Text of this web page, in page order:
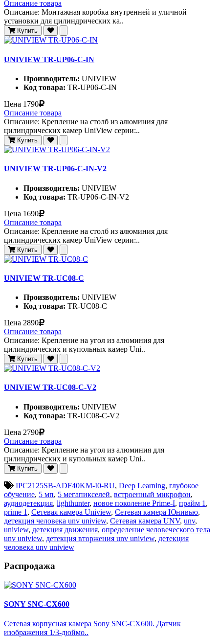
Описание товара
Описание: Монтажная коробка внутренней и уличной
установки для цилиндрических ка..
Купить
UNIVIEW TR-UP06-C-IN
Производитель: UNIVIEW
Код товара: TR-UP06-C-IN
Цена 1790
Описание товара
Описание: Крепление на столб из алюминия для
цилиндрических камер UniView серии:..
Купить
UNIVIEW TR-UP06-C-IN-V2
Производитель: UNIVIEW
Код товара: TR-UP06-C-IN-V2
Цена 1690
Описание товара
Описание: Крепление на столб из алюминия для
цилиндрических камер UniView серии:..
Купить
UNIVIEW TR-UC08-C
Производитель: UNIVIEW
Код товара: TR-UC08-C
Цена 2890
Описание товара
Описание: Крепление на угол из алюминия для
цилиндрических и купольных камер Uni..
Купить
UNIVIEW TR-UC08-C-V2
Производитель: UNIVIEW
Код товара: TR-UC08-C-V2
Цена 2790
Описание товара
Описание: Крепление на угол из алюминия для
цилиндрических и купольных камер Uni..
Купить
IPC2125SB-ADF40KM-I0-RU, Deep Learning, глубокое
обучение, 5 мп, 5 мегапикселей, встроенный микрофон,
аудиодетекция, lighthunter, новое поколение Prime-I, прайм 1 ,
prime 1 , Сетевая камера Uniview, Сетевая камера Юнивью,
детекция человека unv uniview, Сетевая камера UNV, unv,
uniview, детекция движения, определение человеческого тела
unv uniview, детекция вторжения unv uniview, детекция
человека unv uniview
Распродажа
SONY SNC-CX600
Сетевая корпусная камера Sony SNC-CX600. Датчик
изображения 1/3-дюймо..